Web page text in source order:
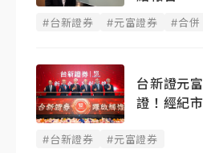
#台新證券 #元富證券 #合併
台新證元
證！經紀
#台新證券 #元富證券